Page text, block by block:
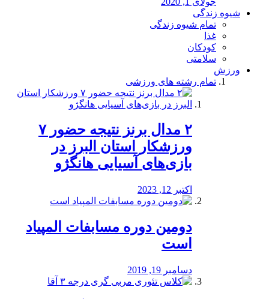
شیوه زندگی
تمام شیوه زندگی
غذا
کودکان
سلامتی
ورزش
تمام رشته های ورزشی
۲ مدال برنز نتیجه حضور ۷
ورزشکار استان البرز در
بازی‌های آسیایی هانگژو
اکتبر 12, 2023
دومین دوره مسابفات المپیاد
است
دسامبر 19, 2019